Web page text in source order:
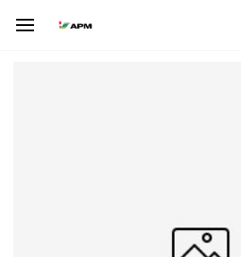
main